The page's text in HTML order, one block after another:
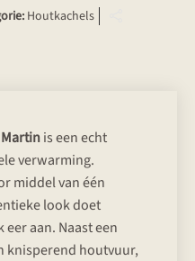
Houtkachels
is een echt
verwarming.
middel van één
look doet
aan. Naast een
knisperend houtvuur,